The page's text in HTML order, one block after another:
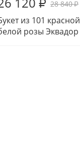
28 840₽
из 101
розы Эквадор